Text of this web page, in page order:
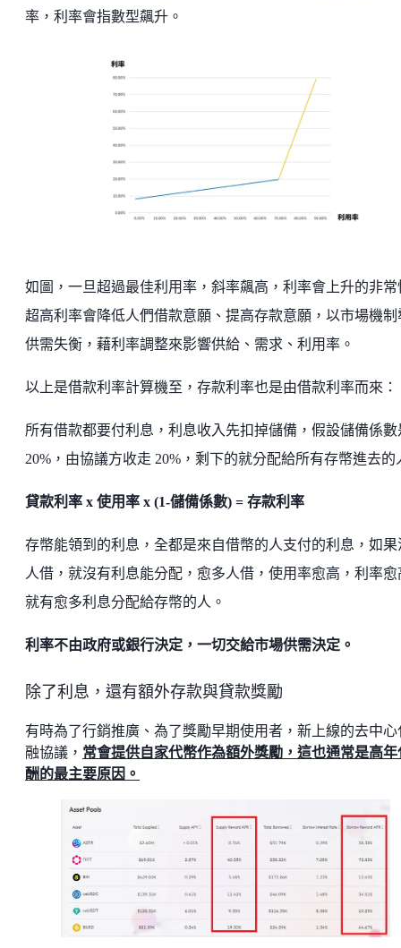
率，利率會指數型飆升。
如圖，一旦超過最佳利用率，斜率飆高，利率會上升的非常
超高利率會降低人們借款意願、提高存款意願，以市場機制
供需失衡，藉利率調整來影響供給、需求、利用率。
以上是借款利率計算機至，存款利率也是由借款利率而來：
所有借款都要付利息，利息收入先扣掉儲備，假設儲備係數
20%，由協議方收走 20%，剩下的就分配給所有存幣進去的
貸款利率 x 使用率 x (1-儲備係數) = 存款利率
存幣能領到的利息，全都是來自借幣的人支付的利息，如果
人借，就沒有利息能分配，愈多人借，使用率愈高，利率愈
就有愈多利息分配給存幣的人。
利率不由政府或銀行決定，一切交給市場供需決定。
除了利息，還有額外存款與貸款獎勵
有時為了行銷推廣、為了獎勵早期使用者，新上線的去中心
融協議， 常會提供自家代幣作為額外獎勵，這也通常是高年
酬的最主要原因。